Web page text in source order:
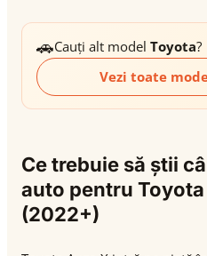
🚗Cauți alt model Toyota?
Vezi toate
Ce trebuie să știi
auto pentru Toyota
(2022+)